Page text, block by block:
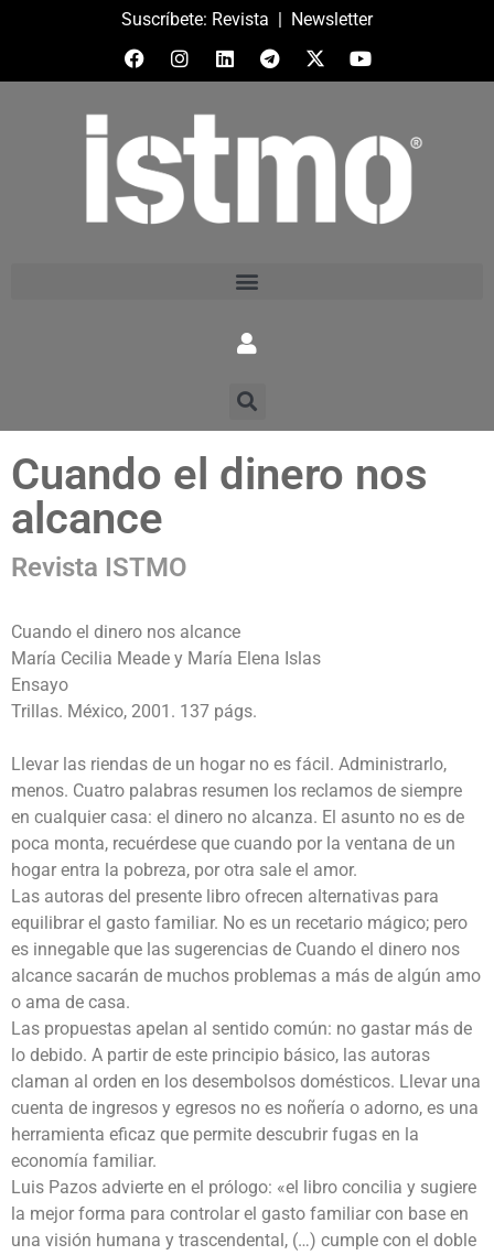
Suscríbete: Revista | Newsletter
Cuando el dinero nos
alcance
Revista ISTMO
Cuando el dinero nos alcance
María Cecilia Meade y María Elena Islas
Ensayo
Trillas. México, 2001. 137 págs.
Llevar las riendas de un hogar no es fácil. Administrarlo,
menos. Cuatro palabras resumen los reclamos de siempre
en cualquier casa: el dinero no alcanza. El asunto no es de
poca monta, recuérdese que cuando por la ventana de un
hogar entra la pobreza, por otra sale el amor.
Las autoras del presente libro ofrecen alternativas para
equilibrar el gasto familiar. No es un recetario mágico; pero
es innegable que las sugerencias de Cuando el dinero nos
alcance sacarán de muchos problemas a más de algún amo
o ama de casa.
Las propuestas apelan al sentido común: no gastar más de
lo debido. A partir de este principio básico, las autoras
claman al orden en los desembolsos domésticos. Llevar una
cuenta de ingresos y egresos no es noñería o adorno, es una
herramienta eficaz que permite descubrir fugas en la
economía familiar.
Luis Pazos advierte en el prólogo: «el libro concilia y sugiere
la mejor forma para controlar el gasto familiar con base en
una visión humana y trascendental, (…) cumple con el doble